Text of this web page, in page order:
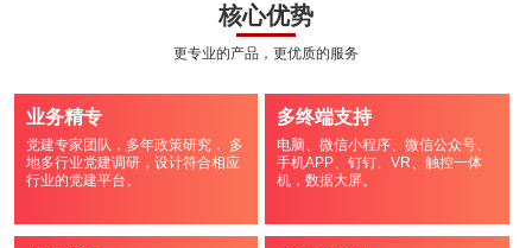
核心优势
更专业的产品，更优质的服务
业务精专
党建专家团队，多年政策研究， 多
地多行业党建调研，设计符合相应
行业的党建平台。
多终端支持
电脑、微信小程序、微信公众号、
手机APP、钉钉、VR、触控一体
机，数据大屏。